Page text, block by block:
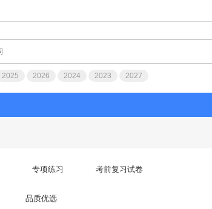
2025 2026 2024 2023 2027
专项练习 考前复习试卷
品质优选